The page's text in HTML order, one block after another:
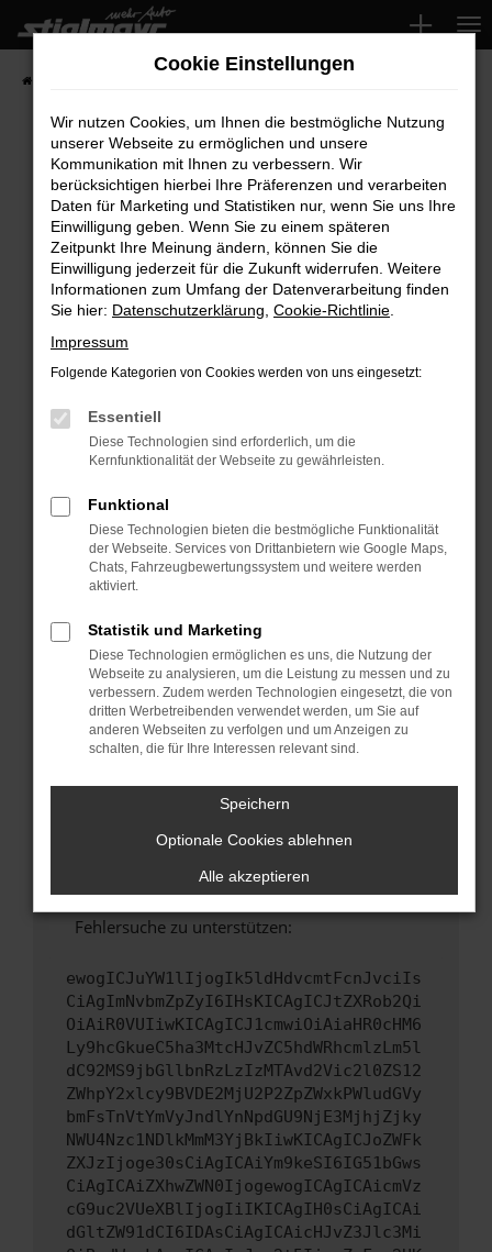
Zum
Hauptinhalt
springen
Fehler: Network Error
Beim Laden ist ein Fehler aufgetreten.
Hier sind ein paar Tipps, die dir helfen können:
Überprüfe deine Firewall und deine
Internetverbindung.
Laden andere Webseiten, zum Beispiel deine
Manche Erweiterungen, wie Werbeblocker,
können das Laden bestimmter Seiten
verhindern. Funktioniert die Seite in einem
Fenster?
Starte dein Gerät neu.
Das kann manchmal helfen, vorübergehende
Probleme zu beheben.
Stelle sicher, dass dein Browser und dein
Betriebssystem auf dem neuesten Stand
sind.
Veraltete Software birgt nicht nur ein
Sicherheitsrisiko, sondern kann auch dazu
führen, dass bestimmte Funktionen nicht mehr
Wende dich an den Webseitenbetreiber.
Wenn du alle oben genannten Schritte versucht
hast, kontaktiere uns bitte. Wir werden
versuchen, das Problem zu beheben. Du kannst
uns diesen Text schicken, um uns bei der
Fehlersuche zu unterstützen:
ewogICJuYW1lIjogIk5ldHdvcmtFcnJvciIs
CiAgImNvbmZpZyI6IHsKICAgICJtZXRob2Qi
OiAiR0VUIiwKICAgICJ1cmwiOiAiaHR0cHM6
Ly9hcGkueC5ha3MtcHJvZC5hdWRhcmlzLm5l
dC92MS9jbGllbnRzLzIzMTAvd2Vic2l0ZS12
ZWhpY2xlcy9BVDE2MjU2P2ZpZWxkPWludGVy
bmFsTnVtYmVyJndlYnNpdGU9NjE3MjhjZjky
NWU4Nzc1NDlkMmM3YjBkIiwKICAgICJoZWFk
ZXJzIjoge30sCiAgICAiYm9keSI6IG51bGws
CiAgICAiZXhwZWN0IjogewogICAgICAicmVz
cG9uc2VUeXBlIjogIiIKICAgIH0sCiAgICAi
dGltZW91dCI6IDAsCiAgICAicHJvZ3Jlc3Mi
Cookie Einstellungen
Wir nutzen Cookies, um Ihnen die bestmögliche Nutzung
unserer Webseite zu ermöglichen und unsere
Kommunikation mit Ihnen zu verbessern. Wir
berücksichtigen hierbei Ihre Präferenzen und verarbeiten
Daten für Marketing und Statistiken nur, wenn Sie uns Ihre
Einwilligung geben. Wenn Sie zu einem späteren
Zeitpunkt Ihre Meinung ändern, können Sie die
Einwilligung jederzeit für die Zukunft widerrufen. Weitere
Informationen zum Umfang der Datenverarbeitung finden
Sie hier: Datenschutzerklärung Cookie-Richtlinie
Impressum
Folgende Kategorien von Cookies werden von uns eingesetzt:
Essentiell
Diese Technologien sind erforderlich, um die
Kernfunktionalität der Webseite zu gewährleisten.
Funktional
Diese Technologien bieten die bestmögliche Funktionalität
der Webseite. Services von Drittanbietern wie Google Maps,
Chats, Fahrzeugbewertungssystem und weitere werden
aktiviert.
Statistik und Marketing
Diese Technologien ermöglichen es uns, die Nutzung der
Webseite zu analysieren, um die Leistung zu messen und zu
verbessern. Zudem werden Technologien eingesetzt, die von
dritten Werbetreibenden verwendet werden, um Sie auf
anderen Webseiten zu verfolgen und um Anzeigen zu
schalten, die für Ihre Interessen relevant sind.
Speichern
Optionale Cookies ablehnen
Alle akzeptieren